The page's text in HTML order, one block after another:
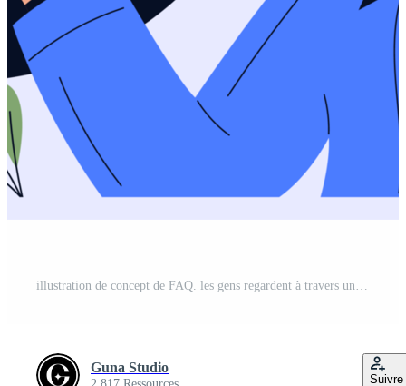
illustration de concept de FAQ. les gens regardent à travers une loupe au point d'interrogatoire. recherche de solutions, informations utiles, support client, résolution de problèmes PNG Gratuit
Guna Studio
Suivre